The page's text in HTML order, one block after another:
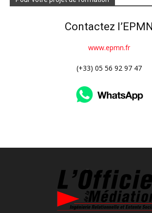
Contactez l’EPMN
www.epmn.fr
(+33) 05 56 92 97 47